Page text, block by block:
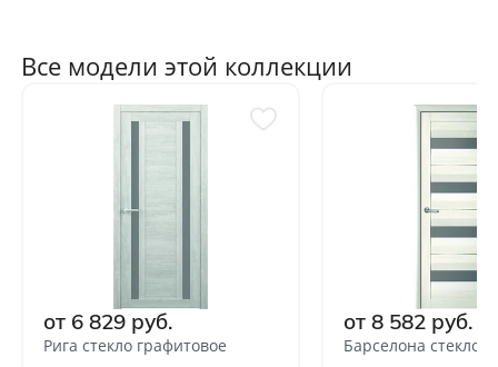
Все модели этой коллекции
от 6 829 руб.
Рига стекло графитовое
от 8 582 руб.
Барселона стекло